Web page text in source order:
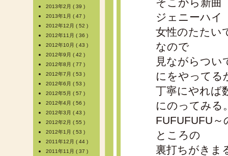
ジェニーハイ
女性のたたい
なので
見ながらつい
にをやってる
丁寧にやれば
にのってみる
FUFUFUFU
ところの
裏打ちがきま
2013年2月 ( 39 )
2013年1月 ( 47 )
2012年12月 ( 52 )
2012年11月 ( 36 )
2012年10月 ( 43 )
2012年9月 ( 42 )
2012年8月 ( 77 )
2012年7月 ( 53 )
2012年6月 ( 53 )
2012年5月 ( 57 )
2012年4月 ( 56 )
2012年3月 ( 43 )
2012年2月 ( 55 )
2012年1月 ( 53 )
2011年12月 ( 44 )
2011年11月 ( 37 )